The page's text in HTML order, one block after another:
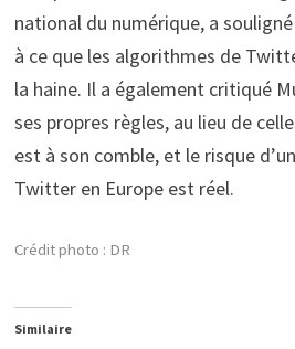
national du numérique, a
à ce que les algorithmes de
la haine. Il a également critiqué
ses propres règles, au lieu de
est à son comble, et le risque
Twitter en Europe est réel.
Crédit photo : DR
Similaire